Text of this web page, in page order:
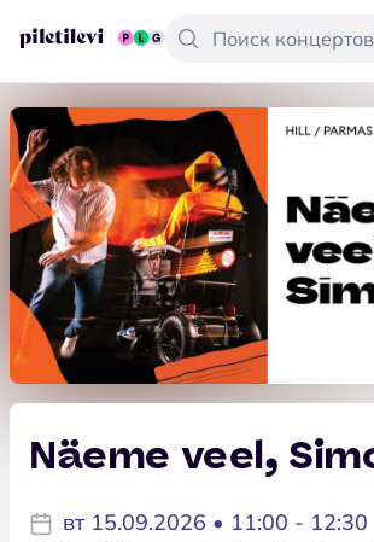
Näeme veel,
вт 15.09.2026 • 11:00 - 12:30